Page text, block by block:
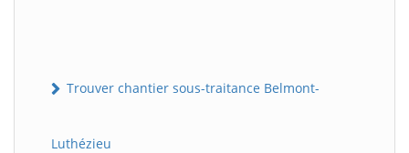
Trouver chantier sous-traitance Belmont-
Luthézieu